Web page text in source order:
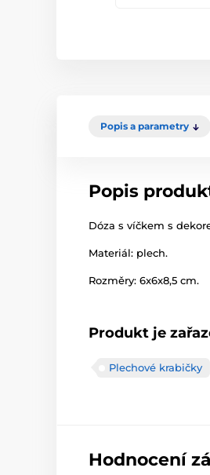
Popis a parametry
Popis
Dóza s víčkem s
Materiál: plech.
Rozměry: 6x6x8,5 cm.
Produkt je
Plechové krabičky
Hodnocení